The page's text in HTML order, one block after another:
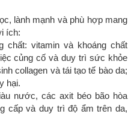
lành mạnh và phù hợp mang
ích:
chất: vitamin và khoáng chất
củng cố và duy trì sức khỏe
collagen và tái tạo tế bào da;
hại.
nước, các axit béo bão hòa
cấp và duy trì độ ẩm trên da,